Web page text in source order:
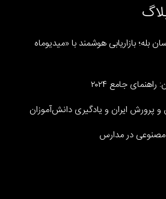
بله؛ بازاریابی هوشمند با «میدیوماه
جامع ۲۰۲۴
و پرورش ایران و یادگیری دانش‌آموزان
در مدارس